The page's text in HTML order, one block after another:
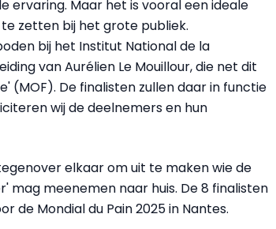
ervaring. Maar het is vooral een ideale
zetten bij het grote publiek.
bij het Institut National de la
van Aurélien Le Mouillour, die net dit
(MOF). De finalisten zullen daar in functie
wij de deelnemers en hun
elkaar om uit te maken wie de
mag meenemen naar huis. De 8 finalisten
de Mondial du Pain 2025 in Nantes.